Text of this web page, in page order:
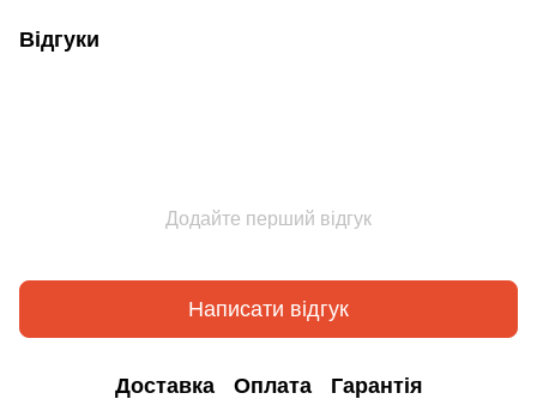
Відгуки
Додайте перший відгук
Написати відгук
Доставка Оплата Гарантія